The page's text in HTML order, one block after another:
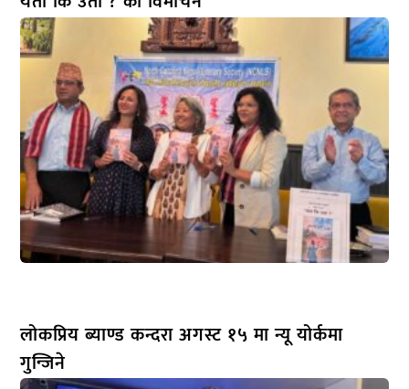
लोकप्रिय ब्याण्ड कन्दरा अगस्ट १५ मा न्यू योर्कमा
गुन्जिने